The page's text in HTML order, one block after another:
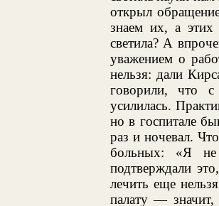
открыл
знаем их, а
светила? А
уважением о
нельзя: дали
говорили, что с
усилилась.
но в госпитале
раз и ночевал.
больных: «Я
подтверждали
лечить еще
палату —